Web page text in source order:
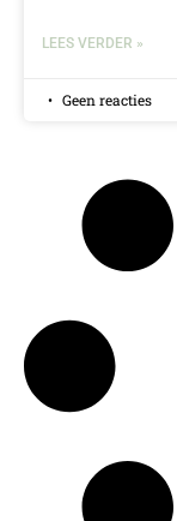
LEES VERDER »
Geen reacties